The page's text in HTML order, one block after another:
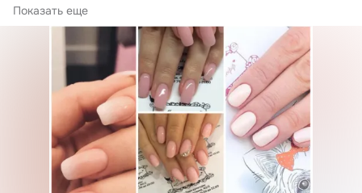
волосы выглядят...
Показать еще